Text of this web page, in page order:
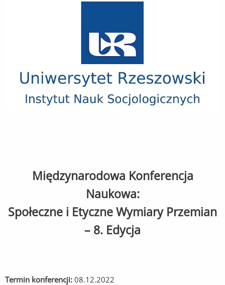
Międzynarodowa Konferencja
Naukowa:
Społeczne i Etyczne Wymiary Przemian
– 8. Edycja
Termin konferencji: 08.12.2022